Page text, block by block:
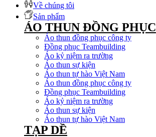
Về chúng tôi
Sản phẩm
ÁO THUN ĐỒNG PHỤC
Áo thun đồng phục công ty
Đồng phục Teambuilding
Áo kỷ niệm ra trường
Áo thun sự kiện
Áo thun tự hào Việt Nam
Áo thun đồng phục công ty
Đồng phục Teambuilding
Áo kỷ niệm ra trường
Áo thun sự kiện
Áo thun tự hào Việt Nam
TẠP DỀ